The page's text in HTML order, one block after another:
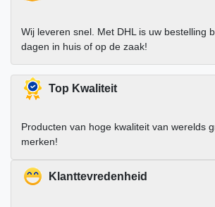
Wij leveren snel. Met DHL is uw bestelling
dagen in huis of op de zaak!
Top Kwaliteit
Producten van hoge kwaliteit van werelds
merken!
Klanttevredenheid